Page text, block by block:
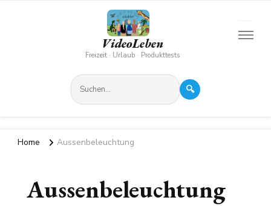
VideoLeben
Freizeit · Urlaub · Produkttests
🔍
Home Aussenbeleuchtung
Aussenbeleuchtung